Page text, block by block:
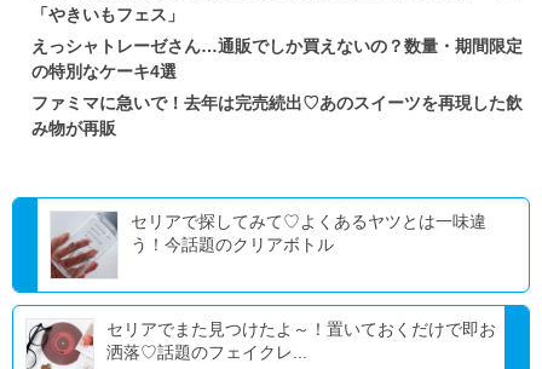
「やきいもフェス」
えっシャトレーゼさん…通販でしか買えないの？数量・期間限定
の特別なケーキ4選
ファミマに急いで！去年は完売続出♡あのスイーツを再現した飲
み物が再販
セリアで探してみて♡よくあるヤツとは一味違
う！今話題のクリアボトル
セリアでまた見つけたよ～！置いておくだけで即お
洒落♡話題のフェイクレ...